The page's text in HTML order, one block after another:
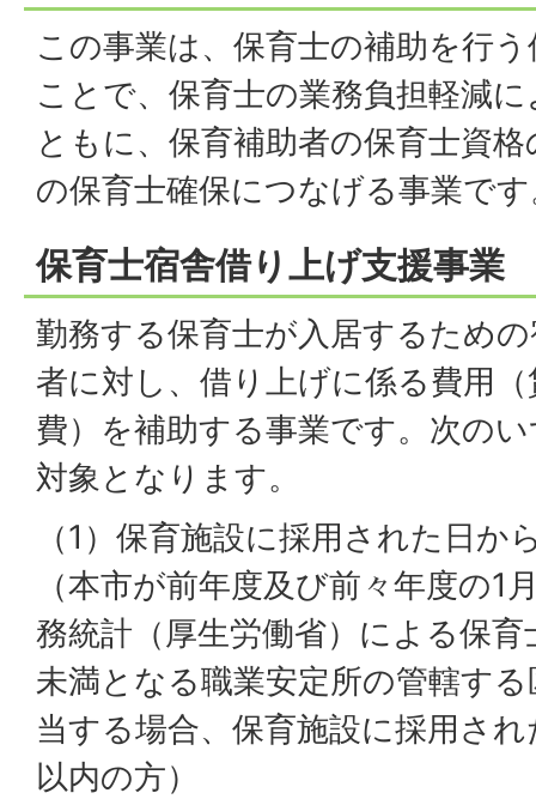
この事業は、保育士の補助を行
ことで、保育士の業務負担軽減
ともに、保育補助者の保育士資
の保育士確保につなげる事業で
保育士宿舎借り上げ支援事業
勤務する保育士が入居するため
者に対し、借り上げに係る費用
費）を補助する事業です。次の
対象となります。
（1）保育施設に採用された日か
（本市が前年度及び前々年度の1
務統計（厚生労働省）による保
未満となる職業安定所の管轄す
当する場合、保育施設に採用さ
以内の方）